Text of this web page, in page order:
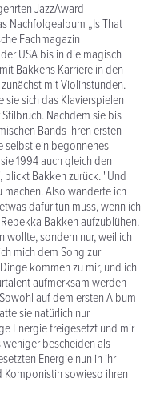
JazzAward
Nachfolgealbum „Is That
Fachmagazin
USA bis in die magisch
Bakkens Karriere in den
mit Violinstunden.
sich das Klavierspielen
Nachdem sie bis
Bands ihren ersten
selbst ein begonnenes
1994 auch gleich den
blickt Bakken zurück. "Und
Also wanderte ich
dafür tun muss, wenn ich
Bakken aufzublühen.
wollte, sondern nur, weil ich
mich dem Song zur
kommen zu mir, und ich
aufmerksam werden
auf dem ersten Album
sie natürlich nur
Energie freigesetzt und mir
weniger bescheiden als
Energie nun in ihr
Komponistin sowieso ihren